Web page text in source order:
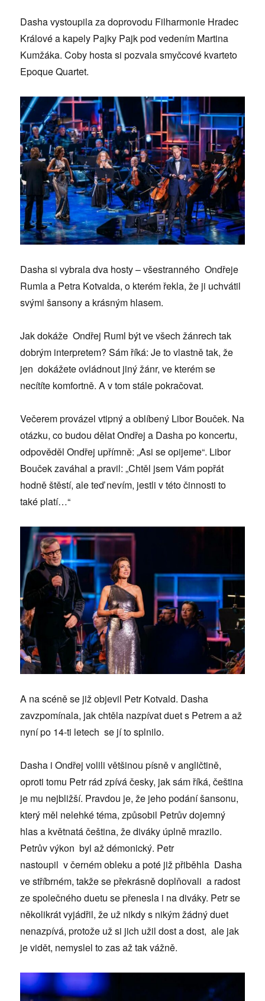
Dasha vystoupila za doprovodu Filharmonie Hradec
Králové a kapely Pajky Pajk pod vedením Martina
Kumžáka. Coby hosta si pozvala smyčcové kvarteto
Epoque Quartet.
Dasha si vybrala dva hosty – všestranného Ondřeje
Rumla a Petra Kotvalda, o kterém řekla, že ji uchvátil
svými šansony a krásným hlasem.
Jak dokáže Ondřej Ruml být ve všech žánrech tak
dobrým interpretem? Sám říká: Je to vlastně tak, že
jen dokážete ovládnout jiný žánr, ve kterém se
necítíte komfortně. A v tom stále pokračovat.
Večerem provázel vtipný a oblíbený Libor Bouček. Na
otázku, co budou dělat Ondřej a Dasha po koncertu,
odpověděl Ondřej upřímně: „Asi se opijeme“. Libor
Bouček zaváhal a pravil: „Chtěl jsem Vám popřát
hodně štěstí, ale teď nevím, jestli v této činnosti to
také platí…“
A na scéně se již objevil Petr Kotvald. Dasha
zavzpomínala, jak chtěla nazpívat duet s Petrem a až
nyní po 14-ti letech se jí to splnilo.
Dasha i Ondřej volili většinou písně v angličtině,
oproti tomu Petr rád zpívá česky, jak sám říká, čeština
je mu nejbližší. Pravdou je, že jeho podání šansonu,
který měl nelehké téma, způsobil Petrův dojemný
hlas a květnatá čeština, že diváky úplně mrazilo.
Petrův výkon byl až démonický. Petr
nastoupil v černém obleku a poté již přiběhla Dasha
ve stříbrném, takže se překrásně doplňovali a radost
ze společného duetu se přenesla i na diváky. Petr se
několikrát vyjádřil, že už nikdy s nikým žádný duet
nenazpívá, protože už si jich užil dost a dost, ale jak
je vidět, nemyslel to zas až tak vážně.